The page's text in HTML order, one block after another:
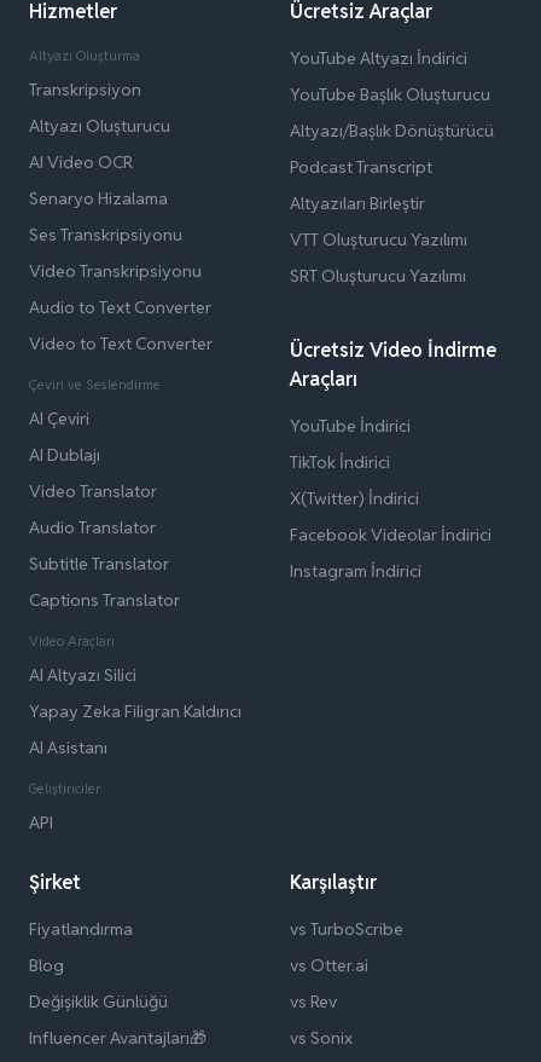
Hizmetler
Altyazı Oluşturma
Transkripsiyon
Altyazı Oluşturucu
AI Video OCR
Senaryo Hizalama
Ses Transkripsiyonu
Video Transkripsiyonu
Audio to Text Converter
Video to Text Converter
Çeviri ve Seslendirme
AI Çeviri
AI Dublajı
Video Translator
Audio Translator
Subtitle Translator
Captions Translator
Video Araçları
AI Altyazı Silici
Yapay Zeka Filigran Kaldırıcı
AI Asistanı
Geliştiriciler
API
Ücretsiz Araçlar
YouTube Altyazı İndirici
YouTube Başlık Oluşturucu
Altyazı/Başlık Dönüştürücü
Podcast Transcript
Altyazıları Birleştir
VTT Oluşturucu Yazılımı
SRT Oluşturucu Yazılımı
Ücretsiz Video İndirme
Araçları
YouTube İndirici
TikTok İndirici
X(Twitter) İndirici
Facebook Videolar İndirici
Instagram İndirici
Şirket
Fiyatlandırma
Blog
Değişiklik Günlüğü
Influencer Avantajları🎁
Karşılaştır
vs TurboScribe
vs Otter.ai
vs Rev
vs Sonix